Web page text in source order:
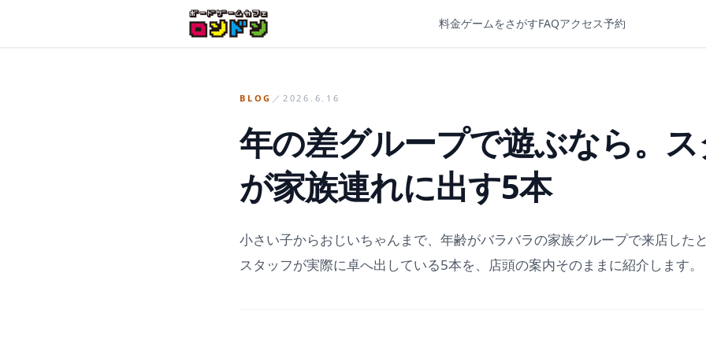
料金ゲームをさがすFAQアクセス予約
BLOG ／ 2026.6.16
年の差グループで遊ぶなら。
が家族連れに出す5本
小さい子からおじいちゃんまで、年齢がバラバラの家族グループで来店した
スタッフが実際に卓へ出している5本を、店頭の案内そのままに紹介します。
日付・人数・目的を送るだけでOK